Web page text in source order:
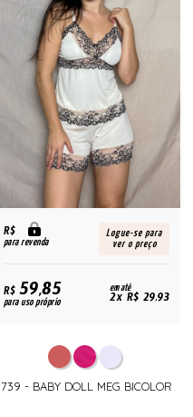
R$
para revenda
Logue-se para
ver o preço
R$59,85
para uso próprio
em até
2x R$ 29,93
739 - BABY DOLL MEG BICOLOR